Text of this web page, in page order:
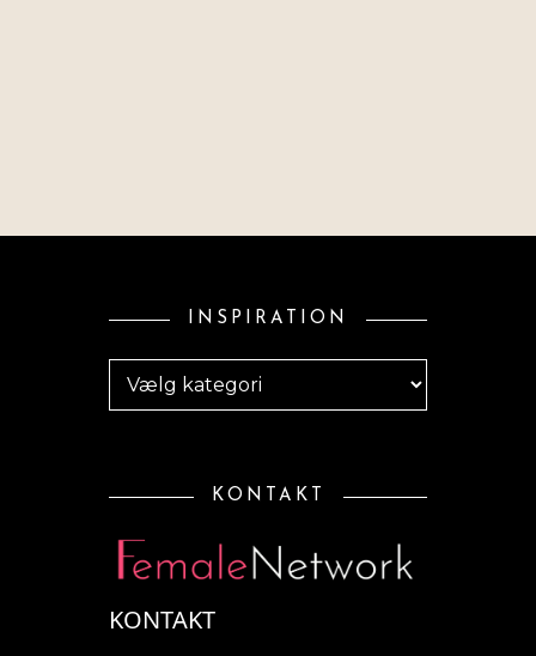
INSPIRATION
Inspiration
KONTAKT
KONTAKT